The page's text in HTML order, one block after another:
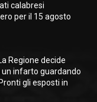
calabresi
per il 15 agosto
Regione decide
un infarto guardando
gli esposti in